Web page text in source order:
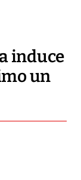
induce
un